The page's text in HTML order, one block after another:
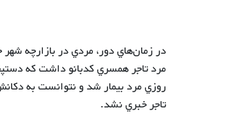
در زمان‌هاي‌ دور، مردي در بازارچه
مرد تاجر همسري كدبانو داشت كه
روزي مرد بيمار شد و نتوانست به
تاجر خبري نشد.